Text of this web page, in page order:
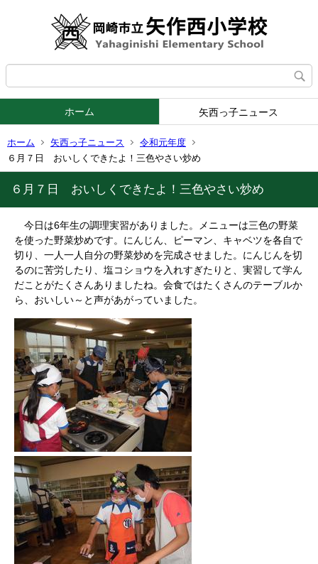
ホーム 矢西っ子ニュース
ホーム 矢西っ子ニュース
令和元年度
６月７日 おいしくできたよ！三色やさい炒め
６月７日 おいしくできたよ！三色やさい炒め
今日は6年生の調理実習がありました。メニューは三色の野菜
を使った野菜炒めです。にんじん、ピーマン、キャベツを各自で
切り、一人一人自分の野菜炒めを完成させました。にんじんを切
るのに苦労したり、塩コショウを入れすぎたりと、実習して学ん
だことがたくさんありましたね。会食ではたくさんのテーブルか
ら、おいしい～と声があがっていました。